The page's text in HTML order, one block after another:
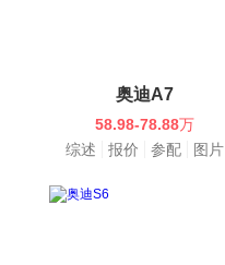
奥迪A7
58.98-78.88万
综述
报价 参配 图片